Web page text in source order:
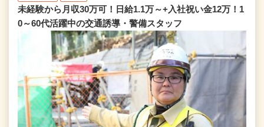
未経験から月収30万可！日給1.1万～+入社祝い金12万！1
0～60代活躍中の交通誘導・警備スタッフ